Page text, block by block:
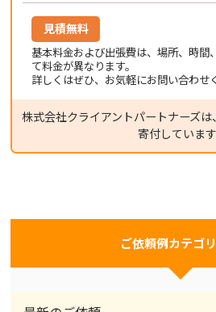
見積無料
基本料金および出張費は、場所、時間
て料金が異なります。
詳しくはぜひ、お気軽にお問い合わせ
株式会社クライアントパートナーズ
寄付しています
ご依頼例カテゴ